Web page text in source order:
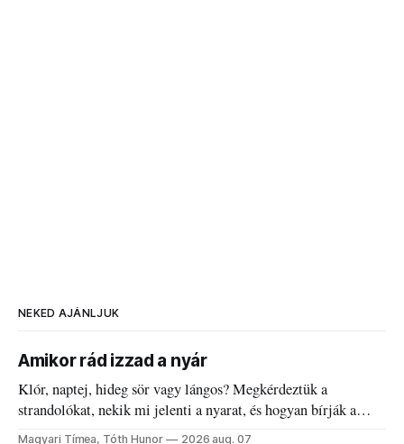
NEKED AJÁNLJUK
Amikor rád izzad a nyár
Klór, naptej, hideg sör vagy lángos? Megkérdeztük a
strandolókat, nekik mi jelenti a nyarat, és hogyan bírják a
kánikulát.
Magyari Tímea, Tóth Hunor 2026 aug. 07